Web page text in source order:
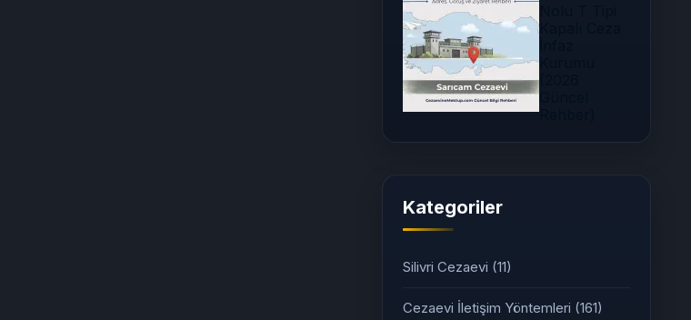
Kategoriler
Silivri Cezaevi (11)
Cezaevi İletişim Yöntemleri (161)